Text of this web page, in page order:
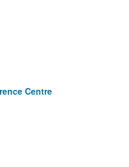
Centre